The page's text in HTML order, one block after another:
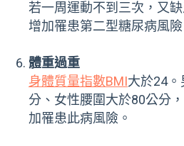
若一周運動不到三次，又
增加罹患第二型糖尿病風險
體重過重
身體質量指數BMI大於24
分、女性腰圍大於80公分
加罹患此病風險。